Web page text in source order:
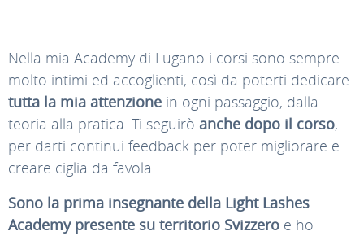
Nella mia Academy di Lugano i corsi sono sempre
molto intimi ed accoglienti, così da poterti dedicare
tutta la mia attenzione in ogni passaggio, dalla
teoria alla pratica. Ti seguirò anche dopo il corso,
per darti continui feedback per poter migliorare e
creare ciglia da favola.
Sono la prima insegnante della Light Lashes
Academy presente su territorio Svizzero e ho